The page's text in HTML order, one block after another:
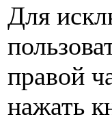
Для
правой
нажать